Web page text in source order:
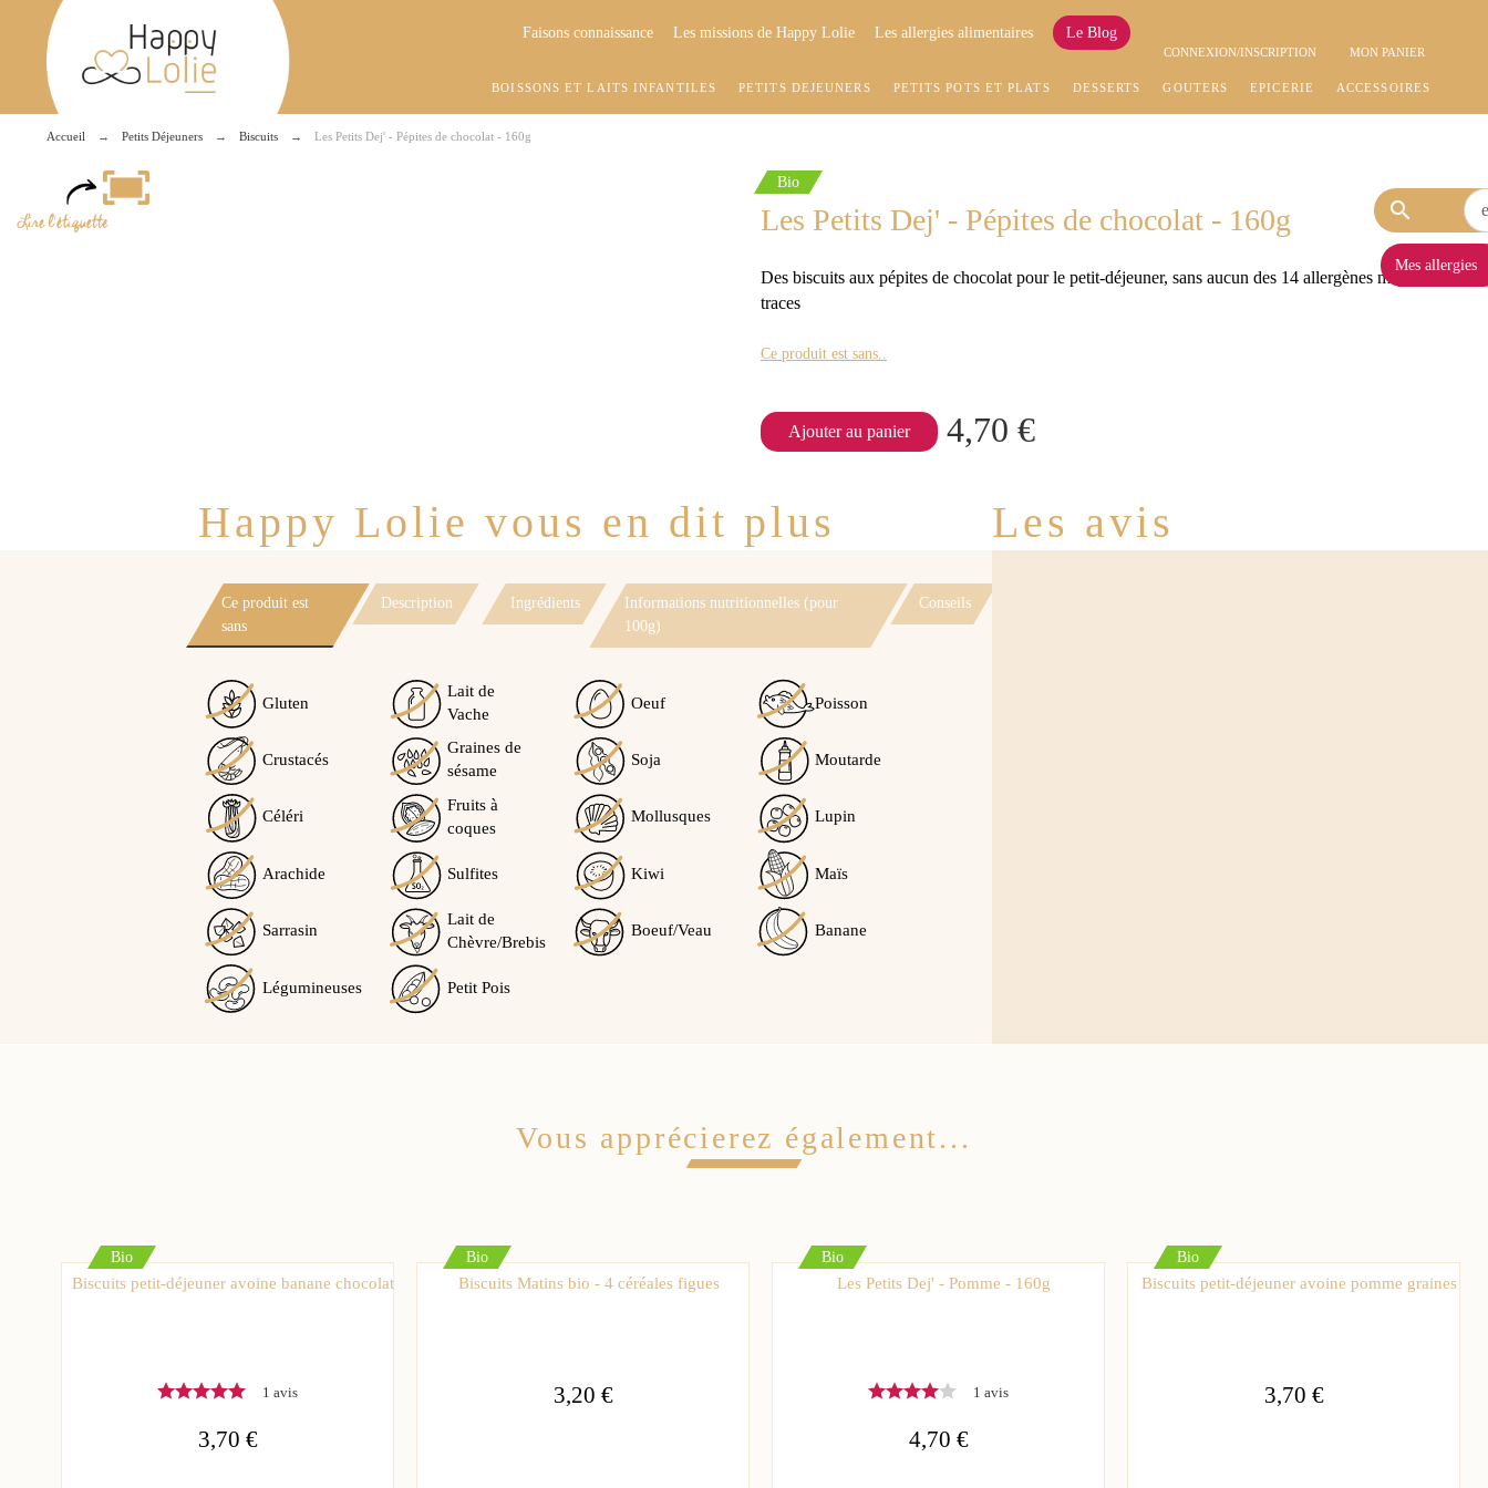
Faisons connaissance Les missions de Happy Lolie Les allergies alimentaires Le Blog
CONNEXION/INSCRIPTION MON PANIER
BOISSONS ET LAITS INFANTILES PETITS DÉJEUNERS PETITS POTS ET PLATS DESSERTS GOÛTERS EPICERIE ACCESSOIRES
Accueil Petits Déjeuners Biscuits Les Petits Dej' - Pépites de chocolat - 160g
Bio
Les Petits Dej' - Pépites de chocolat - 160g
Des biscuits aux pépites de chocolat pour le petit-déjeuner, sans aucun des 14 allergènes majeurs, ni
traces
Ce produit est sans..
Ajouter au panier 4,70 €
Happy Lolie vous en dit plus
Ce produit est
sans
Description Ingrédients
Informations nutritionnelles (pour
100g)
Conseils
Gluten
Lait de
Vache
Oeuf Poisson
Crustacés
Graines de
sésame
Soja Moutarde
Céléri
Fruits à
coques
Mollusques Lupin
Arachide Sulfites Kiwi Maïs
Sarrasin
Lait de
Chèvre/Brebis
Boeuf/Veau Banane
Légumineuses Petit Pois
Les avis
Vous apprécierez également...
Bio
Biscuits petit-déjeuner avoine banane chocolat
1 avis
3,70 €
Bio
Biscuits Matins bio - 4 céréales figues
3,20 €
Bio
Les Petits Dej' - Pomme - 160g
1 avis
4,70 €
Bio
Biscuits petit-déjeuner avoine pomme graines
3,70 €
Mes allergies
search